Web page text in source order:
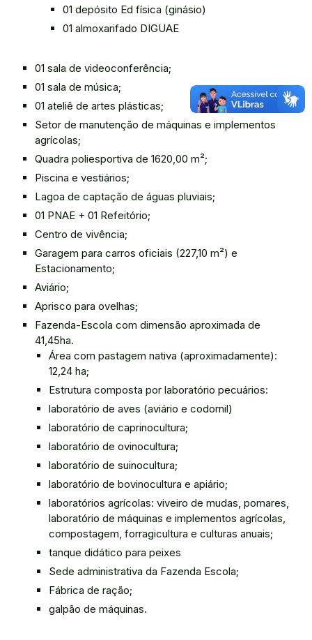
01 depósito Ed física (ginásio)
01 almoxarifado DIGUAE
01 sala de videoconferência;
01 sala de música;
01 ateliê de artes plásticas;
Setor de manutenção de máquinas e implementos
agrícolas;
Quadra poliesportiva de 1620,00 m²;
Piscina e vestiários;
Lagoa de captação de águas pluviais;
01 PNAE + 01 Refeitório;
Centro de vivência;
Garagem para carros oficiais (227,10 m²) e
Estacionamento;
Aviário;
Aprisco para ovelhas;
Fazenda-Escola com dimensão aproximada de
41,45ha.
Área com pastagem nativa (aproximadamente):
12,24 ha;
Estrutura composta por laboratório pecuários:
laboratório de aves (aviário e codornil)
laboratório de caprinocultura;
laboratório de ovinocultura;
laboratório de suinocultura;
laboratório de bovinocultura e apiário;
laboratórios agrícolas: viveiro de mudas, pomares,
laboratório de máquinas e implementos agrícolas,
compostagem, forragicultura e culturas anuais;
tanque didático para peixes
Sede administrativa da Fazenda Escola;
Fábrica de ração;
galpão de máquinas.